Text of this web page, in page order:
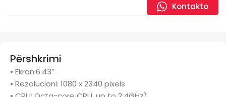
Kontakto
Përshkrimi
• Ekran:6.43″
• Rezolucioni: 1080 x 2340 pixels